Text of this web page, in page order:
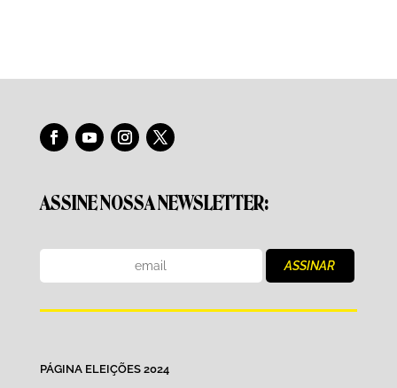
ASSINE NOSSA NEWSLETTER:
PÁGINA ELEIÇÕES 2024